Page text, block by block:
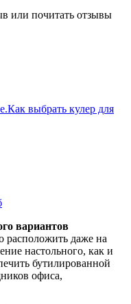
или почитать отзывы
Как выбрать кулер для
вариантов
расположить даже на
настольного, как и
бутилированной
офиса,